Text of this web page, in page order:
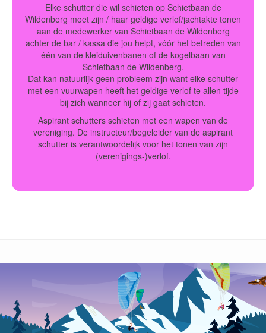
Elke schutter die wil schieten op Schietbaan de
Wildenberg moet zijn / haar geldige verlof/jachtakte tonen
aan de medewerker van Schietbaan de Wildenberg
achter de bar / kassa die jou helpt, vóór het betreden van
één van de kleiduivenbanen of de kogelbaan van
Schietbaan de Wildenberg.
Dat kan natuurlijk geen probleem zijn want elke schutter
met een vuurwapen heeft het geldige verlof te allen tijde
bij zich wanneer hij of zij gaat schieten.
Aspirant schutters schieten met een wapen van de
vereniging. De instructeur/begeleider van de aspirant
schutter is verantwoordelijk voor het tonen van zijn
(verenigings-)verlof.